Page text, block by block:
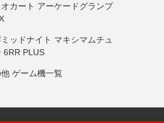
カート アーケードグランプ
ッドナイト マキシマムチュ
6RR PLUS
ゲーム機一覧